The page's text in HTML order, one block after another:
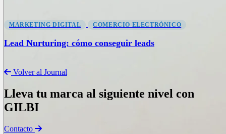
MARKETING DIGITAL COMERCIO ELECTRÓNICO
Lead Nurturing: cómo conseguir leads
Volver al Journal
Lleva tu marca al siguiente nivel con
GILBI
Contacto